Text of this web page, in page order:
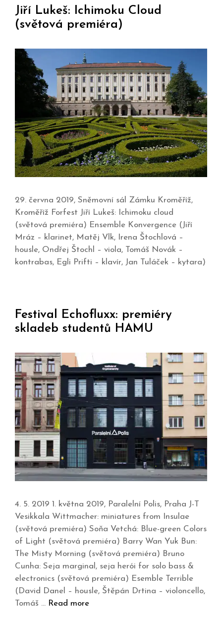
Jiří Lukeš: Ichimoku Cloud
(světová premiéra)
29. června 2019, Sněmovní sál Zámku Kroměříž,
Kroměříž Forfest Jiří Lukeš: Ichimoku cloud
(světová premiéra) Ensemble Konvergence (Jiří
Mráz – klarinet, Matěj Vlk, Irena Štochlová –
housle, Ondřej Štochl – viola, Tomáš Novák –
kontrabas, Egli Prifti – klavír, Jan Tuláček – kytara)
Festival Echofluxx: premiéry
skladeb studentů HAMU
4. 5. 2019 1. května 2019, Paralelní Polis, Praha J-T
Vesikkala Wittmacher: miniatures from Insulae
(světová premiéra) Soňa Vetchá: Blue-green Colors
of Light (světová premiéra) Barry Wan Yuk Bun:
The Misty Morning (světová premiéra) Bruno
Cunha: Seja marginal, seja herói for solo bass &
electronics (světová premiéra) Esemble Terrible
(David Danel – housle, Štěpán Drtina – violoncello,
Tomáš … Read more